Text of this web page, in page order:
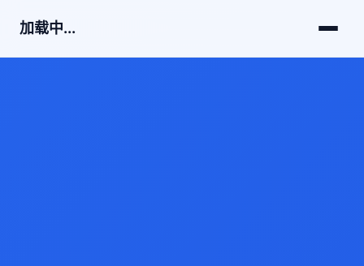
加载中...